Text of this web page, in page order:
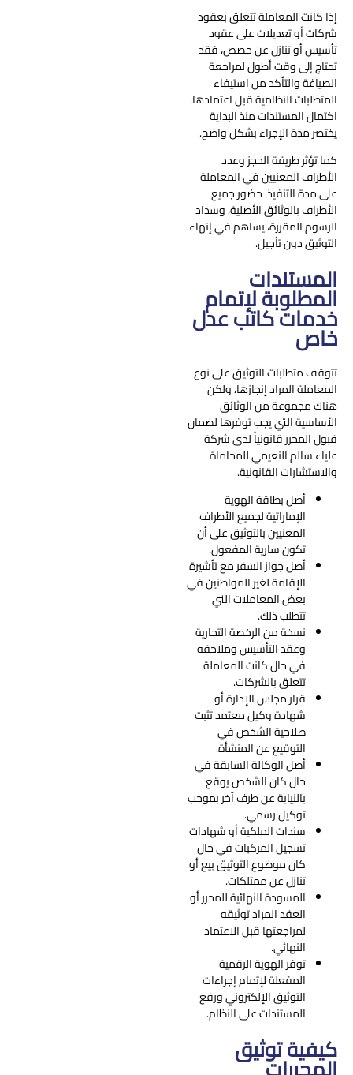
إذا كانت المعاملة تتعلق بعقود
شركات أو تعديلات على عقود
تأسيس أو تنازل عن حصص، فقد
تحتاج إلى وقت أطول لمراجعة
الصياغة والتأكد من استيفاء
المتطلبات النظامية قبل اعتمادها.
اكتمال المستندات منذ البداية
يختصر مدة الإجراء بشكل واضح.
كما تؤثر طريقة الحجز وعدد
الأطراف المعنيين في المعاملة
على مدة التنفيذ. حضور جميع
الأطراف بالوثائق الأصلية، وسداد
الرسوم المقررة، يساهم في إنهاء
التوثيق دون تأجيل.
المستندات
المطلوبة لإتمام
خدمات كاتب عدل
خاص
تتوقف متطلبات التوثيق على نوع
المعاملة المراد إنجازها، ولكن
هناك مجموعة من الوثائق
الأساسية التي يجب توفرها لضمان
قبول المحرر قانونياً لدى شركة
علياء سالم النعيمي للمحاماة
والاستشارات القانونية.
أصل بطاقة الهوية
الإماراتية لجميع الأطراف
المعنيين بالتوثيق على أن
تكون سارية المفعول.
أصل جواز السفر مع تأشيرة
الإقامة لغير المواطنين في
بعض المعاملات التي
تتطلب ذلك.
نسخة من الرخصة التجارية
وعقد التأسيس وملاحقه
في حال كانت المعاملة
تتعلق بالشركات.
قرار مجلس الإدارة أو
شهادة وكيل معتمد تثبت
صلاحية الشخص في
التوقيع عن المنشأة.
أصل الوكالة السابقة في
حال كان الشخص يوقع
بالنيابة عن طرف آخر بموجب
توكيل رسمي.
سندات الملكية أو شهادات
تسجيل المركبات في حال
كان موضوع التوثيق بيع أو
تنازل عن ممتلكات.
المسودة النهائية للمحرر أو
العقد المراد توثيقه
لمراجعتها قبل الاعتماد
النهائي.
توفر الهوية الرقمية
المفعلة لإتمام إجراءات
التوثيق الإلكتروني ورفع
المستندات على النظام.
كيفية توثيق